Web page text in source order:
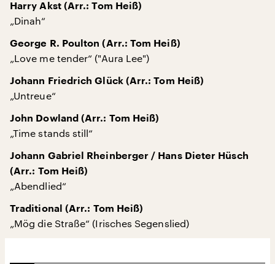
Harry Akst (Arr.: Tom Heiß)
„Dinah“
George R. Poulton (Arr.: Tom Heiß)
„Love me tender“ ("Aura Lee")
Johann Friedrich Glück (Arr.: Tom Heiß)
„Untreue“
John Dowland (Arr.: Tom Heiß)
„Time stands still“
Johann Gabriel Rheinberger / Hans Dieter Hüsch
(Arr.: Tom Heiß)
„Abendlied“
Traditional (Arr.: Tom Heiß)
„Mög die Straße“ (Irisches Segenslied)